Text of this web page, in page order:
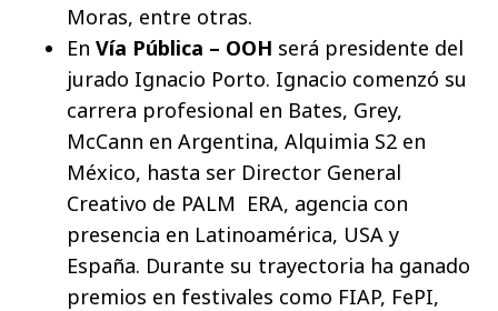
Moras, entre otras.
En Vía Pública – OOH será presidente del
jurado Ignacio Porto. Ignacio comenzó su
carrera profesional en Bates, Grey,
McCann en Argentina, Alquimia S2 en
México, hasta ser Director General
Creativo de PALM ERA, agencia con
presencia en Latinoamérica, USA y
España. Durante su trayectoria ha ganado
premios en festivales como FIAP, FePI,